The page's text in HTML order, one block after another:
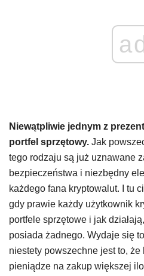
Niewątpliwie jednym z
portfel sprzętowy. Jak
tego rodzaju są już uznawane
bezpieczeństwa i niezbędny
każdego fana kryptowalut. I tu
gdy prawie każdy użytkownik
portfele sprzętowe i jak
posiada żadnego. Wydaje się
niestety powszechne jest to,
pieniądze na zakup większej